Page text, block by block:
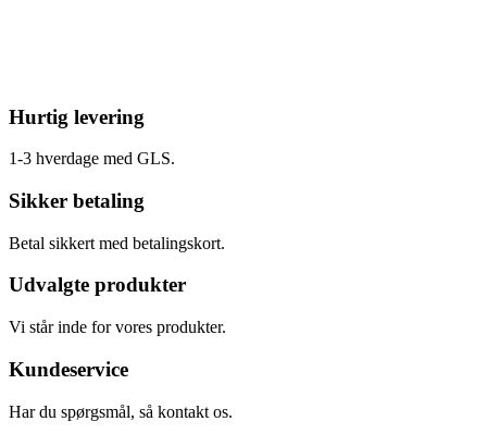
Hurtig levering
1-3 hverdage med GLS.
Sikker betaling
Betal sikkert med betalingskort.
Udvalgte produkter
Vi står inde for vores produkter.
Kundeservice
Har du spørgsmål, så kontakt os.